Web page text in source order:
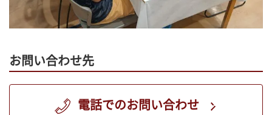
お問い合わせ先
電話でのお問い合わせ